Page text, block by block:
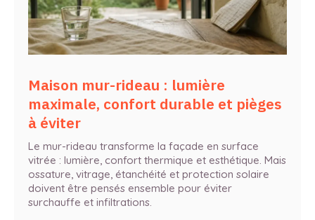
Maison mur-rideau : lumière
maximale, confort durable et pièges
à éviter
Le mur-rideau transforme la façade en surface
vitrée : lumière, confort thermique et esthétique. Mais
ossature, vitrage, étanchéité et protection solaire
doivent être pensés ensemble pour éviter
surchauffe et infiltrations.